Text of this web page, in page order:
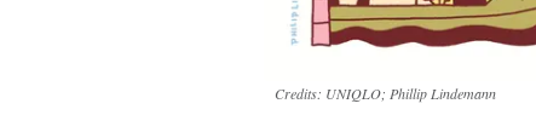
Credits: UNIQLO; Phillip Lindemann